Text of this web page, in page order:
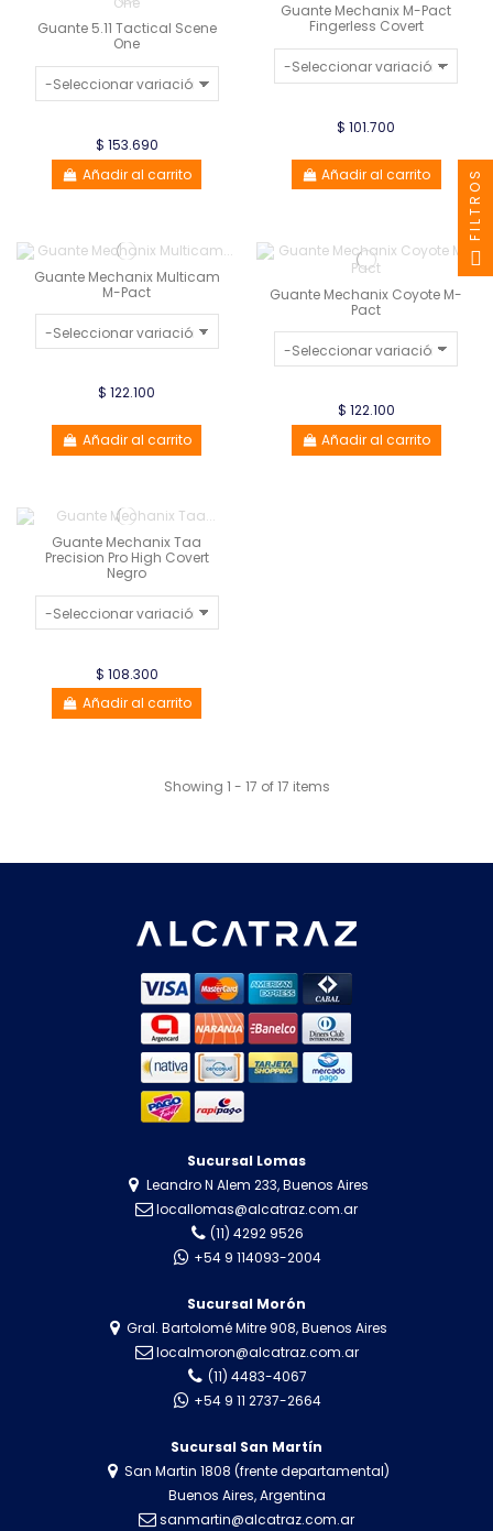
Guante 5.11 Tactical Scene
One
$ 153.690
Añadir al carrito
Guante Mechanix M-Pact
Fingerless Covert
$ 101.700
Añadir al carrito
Guante Mechanix Multicam
M-Pact
$ 122.100
Añadir al carrito
Guante Mechanix Coyote M-
Pact
$ 122.100
Añadir al carrito
Guante Mechanix Taa
Precision Pro High Covert
Negro
$ 108.300
Añadir al carrito
Showing 1 - 17 of 17 items
Sucursal Lomas
Leandro N Alem 233, Buenos Aires
locallomas@alcatraz.com.ar
(11) 4292 9526
+54 9 114093-2004
Sucursal Morón
Gral. Bartolomé Mitre 908, Buenos Aires
localmoron@alcatraz.com.ar
(11) 4483-4067
+54 9 11 2737-2664
Sucursal San Martín
San Martin 1808 (frente departamental)
Buenos Aires, Argentina
sanmartin@alcatraz.com.ar
FILTROS